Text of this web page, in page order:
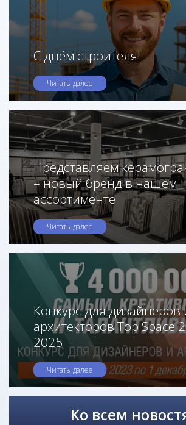
С днём строителя!
Читать далее
Представляем
– новый бренд в нашем
ассортименте
Читать далее
Конкурс для дизайнеров
архитекторов Top Space
2025
Читать далее
Ко всем